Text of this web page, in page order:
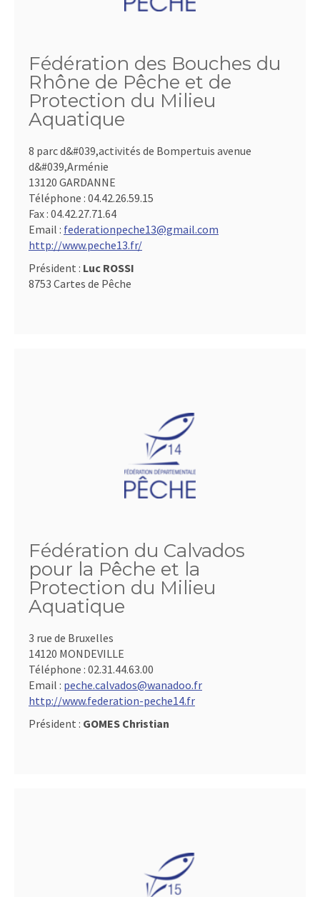
Fédération des Bouches du
Rhône de Pêche et de
Protection du Milieu
Aquatique
8 parc d&#039,activités de Bompertuis avenue
d&#039,Arménie
13120 GARDANNE
Téléphone : 04.42.26.59.15
Fax : 04.42.27.71.64
Email : federationpeche13@gmail.com
http://www.peche13.fr/
Président : Luc ROSSI
8753 Cartes de Pêche
Fédération du Calvados
pour la Pêche et la
Protection du Milieu
Aquatique
3 rue de Bruxelles
14120 MONDEVILLE
Téléphone : 02.31.44.63.00
Email : peche.calvados@wanadoo.fr
http://www.federation-peche14.fr
Président : GOMES Christian